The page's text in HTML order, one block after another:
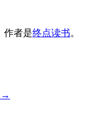
作者是终点读书。
→